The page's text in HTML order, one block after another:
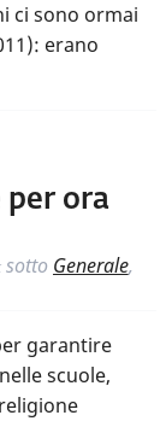
ci sono ormai
erano
per ora
sotto Generale,
garantire
scuole,